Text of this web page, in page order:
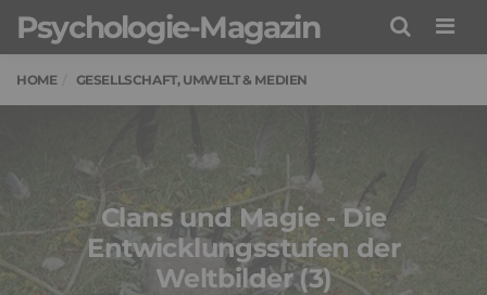
Psychologie-Magazin
HOME GESELLSCHAFT, UMWELT & MEDIEN
Clans und Magie - Die
Entwicklungsstufen der
Weltbilder (3)